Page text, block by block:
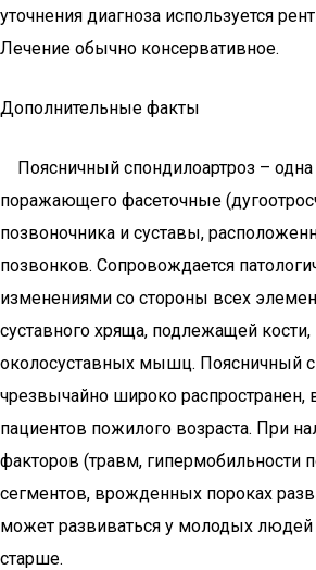
уточнения диагноза используется
Лечение обычно консервативное.
Дополнительные факты
Поясничный спондилоартроз – одна
поражающего фасеточные
позвоночника и суставы,
позвонков. Сопровождается
изменениями со стороны всех
суставного хряща, подлежащей
околосуставных мышц. Поясничный
чрезвычайно широко распространен,
пациентов пожилого возраста. При
факторов (травм, гипермобильности
сегментов, врожденных пороках
может развиваться у молодых людей
старше.